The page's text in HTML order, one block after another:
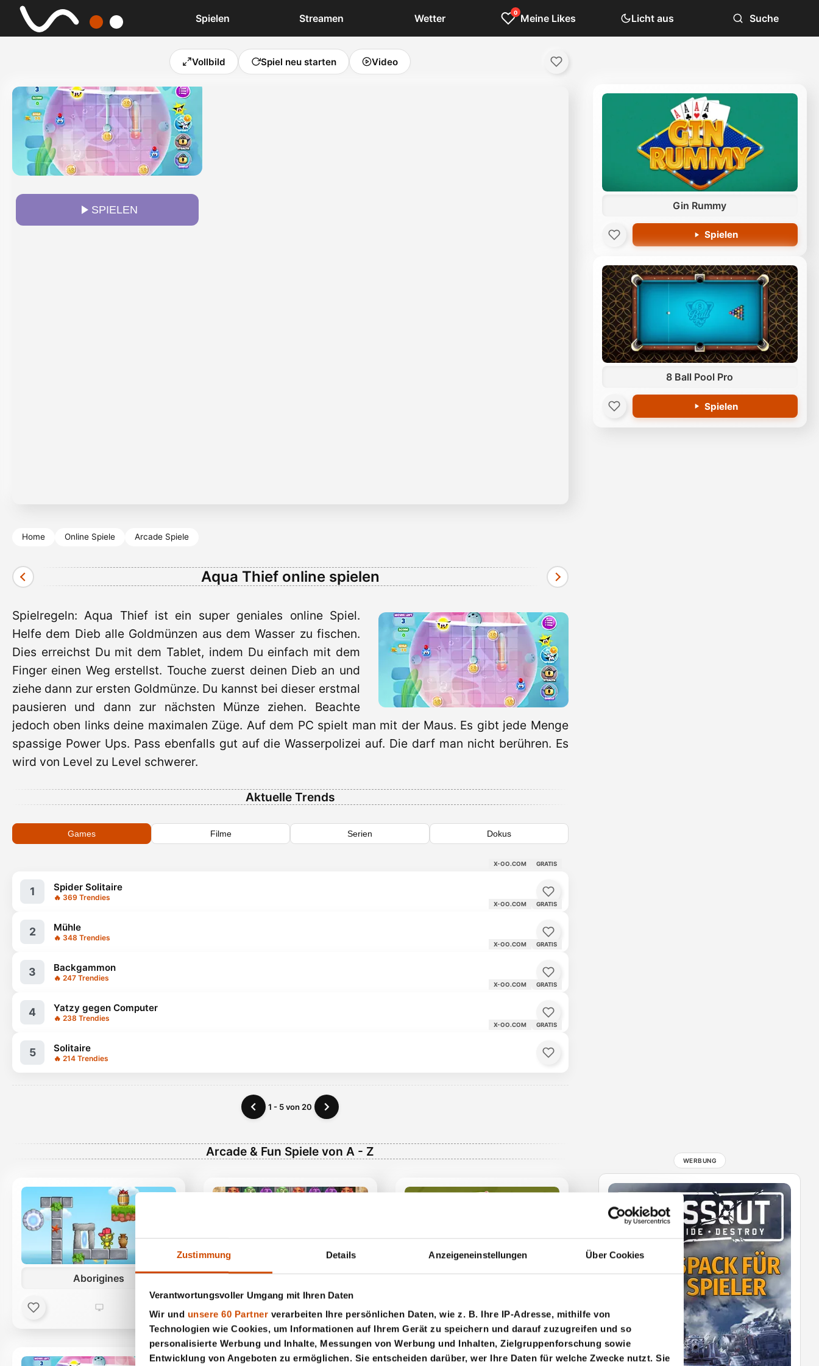
Zustimmung Details Anzeigeneinstellungen Über Cookies
Verantwortungsvoller Umgang mit Ihren Daten
Wir und unsere 60 Partner verarbeiten Ihre persönlichen Daten, wie z. B. Ihre IP-Adresse, mithilfe von
Technologien wie Cookies, um Informationen auf Ihrem Gerät zu speichern und darauf zuzugreifen und so
personalisierte Werbung und Inhalte, Messungen von Werbung und Inhalten, Zielgruppenforschung sowie
Entwicklung von Angeboten zu ermöglichen. Sie entscheiden darüber, wer Ihre Daten für welche Zwecke nutzt. Sie
Spielen Streamen Wetter 0 Meine Likes Licht aus Suche
Home Online Spiele Arcade Spiele
Aqua Thief online spielen
Spielregeln: Aqua Thief ist ein super geniales online Spiel.
Helfe dem Dieb alle Goldmünzen aus dem Wasser zu fischen.
Dies erreichst Du mit dem Tablet, indem Du einfach mit dem
Finger einen Weg erstellst. Touche zuerst deinen Dieb an und
ziehe dann zur ersten Goldmünze. Du kannst bei dieser erstmal
pausieren und dann zur nächsten Münze ziehen. Beachte
jedoch oben links deine maximalen Züge. Auf dem PC spielt man mit der Maus. Es gibt jede Menge
spassige Power Ups. Pass ebenfalls gut auf die Wasserpolizei auf. Die darf man nicht berühren. Es
wird von Level zu Level schwerer.
Vollbild Spiel neu starten Video
Aktuelle Trends
Games Filme Serien Dokus
X-OO.COM GRATIS
1 Spider Solitaire
🔥 369 Trendies
X-OO.COM GRATIS
2 Mühle
🔥 348 Trendies
X-OO.COM GRATIS
3 Backgammon
🔥 247 Trendies
X-OO.COM GRATIS
4 Yatzy gegen Computer
🔥 238 Trendies
X-OO.COM GRATIS
5 Solitaire
🔥 214 Trendies
1 - 5 von 20
Arcade & Fun Spiele von A - Z
Aborigines Amazon Quest Auf den Punkt
Gin Rummy
Spielen
8 Ball Pool Pro
Spielen